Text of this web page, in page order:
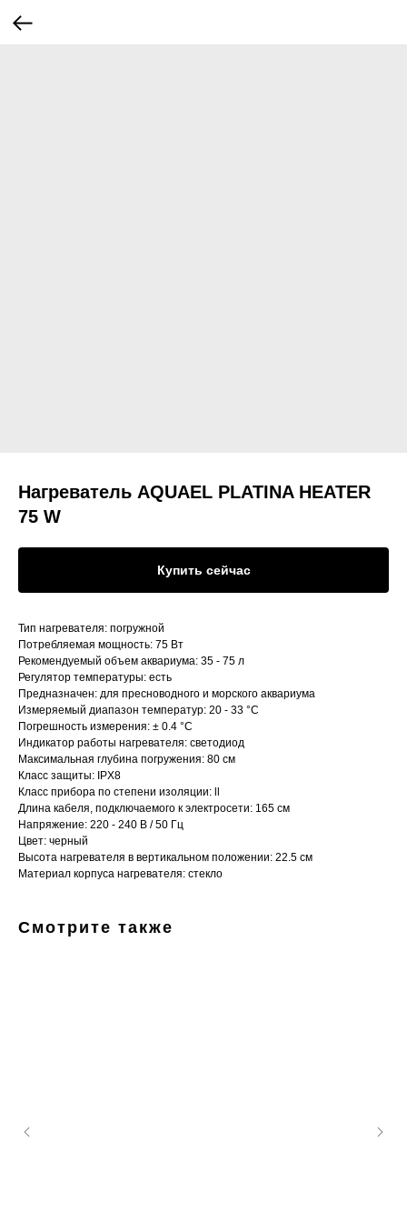
Нагреватель AQUAEL PLATINA HEATER
75 W
Купить сейчас
Тип нагревателя: погружной
Потребляемая мощность: 75 Вт
Рекомендуемый объем аквариума: 35 - 75 л
Регулятор температуры: есть
Предназначен: для пресноводного и морского аквариума
Измеряемый диапазон температур: 20 - 33 °C
Погрешность измерения: ± 0.4 °C
Индикатор работы нагревателя: светодиод
Максимальная глубина погружения: 80 см
Класс защиты: IPX8
Класс прибора по степени изоляции: ll
Длина кабеля, подключаемого к электросети: 165 см
Напряжение: 220 - 240 В / 50 Гц
Цвет: черный
Высота нагревателя в вертикальном положении: 22.5 см
Материал корпуса нагревателя: стекло
Смотрите также